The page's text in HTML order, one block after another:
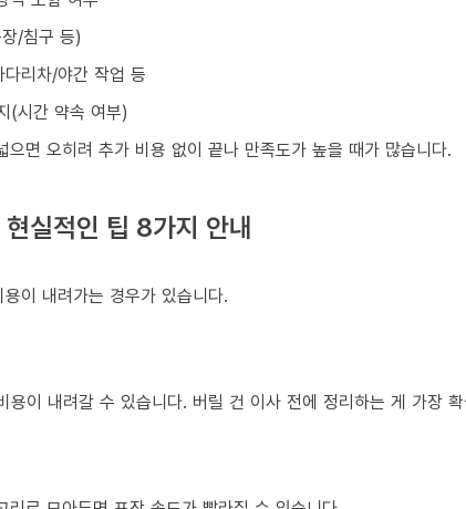
/침구 등)
리차/야간 작업 등
(시간 약속 여부)
면 오히려 추가 비용 없이 끝나 만족도가 높을 때가 많습니다.
실적인 팁 8가지 안내
이 내려가는 경우가 있습니다.
이 내려갈 수 있습니다. 버릴 건 이사 전에 정리하는 게 가장